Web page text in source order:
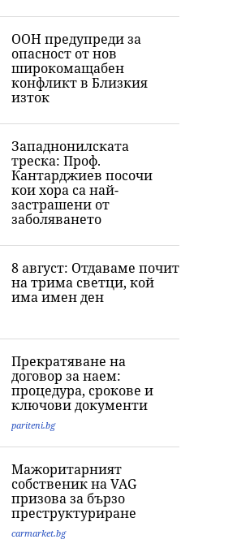
Голям пожар се
разгоря край
Първомай
горен с цигари
ООН предупреди за
опасност от нов
широкомащабен
конфликт в Близкия
изток
Западнонилската
треска: Проф.
Кантарджиев посочи
кои хора са най-
застрашени от
заболяването
8 август: Отдаваме почит
на трима светци, кой
има имен ден
Прекратяване на
договор за наем:
процедура, срокове и
ключови документи
pariteni.bg
Мажоритарният
собственик на VAG
призова за бързо
преструктуриране
carmarket.bg